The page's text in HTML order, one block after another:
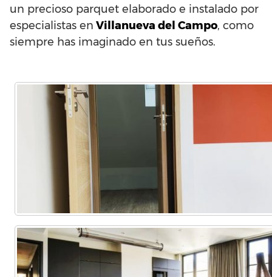
un precioso parquet elaborado e instalado por
especialistas en Villanueva del Campo, como
siempre has imaginado en tus sueños.